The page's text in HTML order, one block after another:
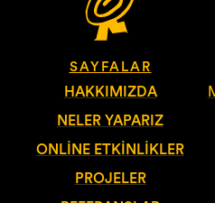
SAYFALAR
HAKKIMIZDA
NELER YAPARIZ
ONLINE ETKINLIKLER
PROJELER